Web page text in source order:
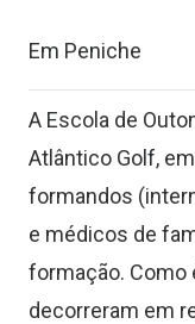
Em Peniche
A Escola de
Atlântico Golf,
formandos
e médicos de
formação. Como
decorreram em